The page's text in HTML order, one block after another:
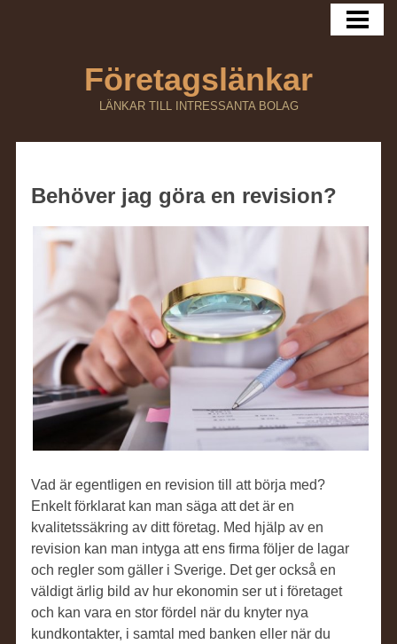
Företagslänkar
LÄNKAR TILL INTRESSANTA BOLAG
Behöver jag göra en revision?
Vad är egentligen en revision till att börja med?
Enkelt förklarat kan man säga att det är en
kvalitetssäkring av ditt företag. Med hjälp av en
revision kan man intyga att ens firma följer de lagar
och regler som gäller i Sverige. Det ger också en
väldigt ärlig bild av hur ekonomin ser ut i företaget
och kan vara en stor fördel när du knyter nya
kundkontakter, i samtal med banken eller när du